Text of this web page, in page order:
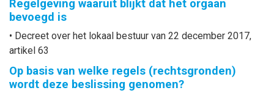
Regelgeving waaruit blijkt dat het orgaan
bevoegd is
• Decreet over het lokaal bestuur van 22 december 2017,
artikel 63
Op basis van welke regels (rechtsgronden)
wordt deze beslissing genomen?